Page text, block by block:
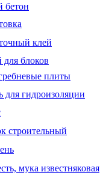
бетон
клей
для блоков
плиты
для гидроизоляции
строительный
мука известняковая